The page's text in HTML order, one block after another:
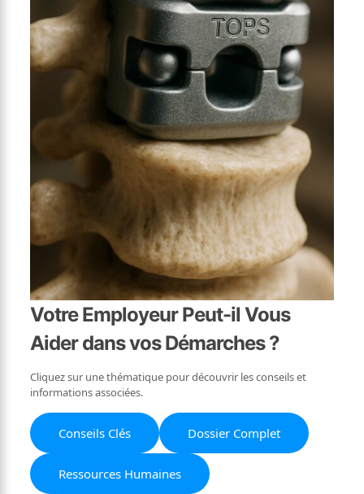
Votre Employeur Peut-il Vous
Aider dans vos Démarches ?
Cliquez sur une thématique pour découvrir les conseils et
informations associées.
Conseils Clés Dossier Complet
Ressources Humaines